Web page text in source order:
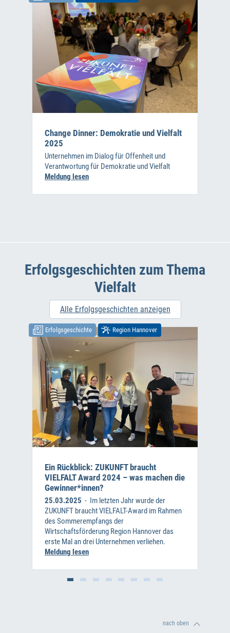
Change Dinner: Demokratie und Vielfalt
2025
Unternehmen im Dialog für Offenheit und
Verantwortung für Demokratie und Vielfalt
Meldung lesen
Erfolgsgeschichten zum Thema
Vielfalt
Alle Erfolgsgeschichten anzeigen
Erfolgsgeschichte Region Hannover
Ein Rückblick: ZUKUNFT braucht
VIELFALT Award 2024 – was machen die
Gewinner*innen?
25.03.2025 - Im letzten Jahr wurde der
ZUKUNFT braucht VIELFALT-Award im Rahmen
des Sommerempfangs der
Wirtschaftsförderung Region Hannover das
erste Mal an drei Unternehmen verliehen.
Meldung lesen
nach oben